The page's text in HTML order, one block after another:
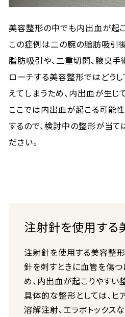
美容整形の中でも内出血が起
この症例は二の腕の脂肪吸引
脂肪吸引や、二重切開、腋臭
ローチする美容整形ではどう
えてしまうため、内出血が生じ
ここでは内出血が起こる可能
するので、検討中の整形が当て
ださい。
注射針を使用する
注射針を使用する美容整
針を刺すときに血管を傷
め、内出血が起こりやすい
具体的な整形としては、
溶解注射、エラボトックスな